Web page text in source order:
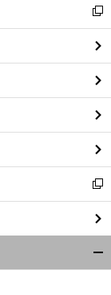
閉
る
新
し
い
ウ
ィ
ン
ド
ウ
で
開
く
新
し
い
ウ
ィ
ン